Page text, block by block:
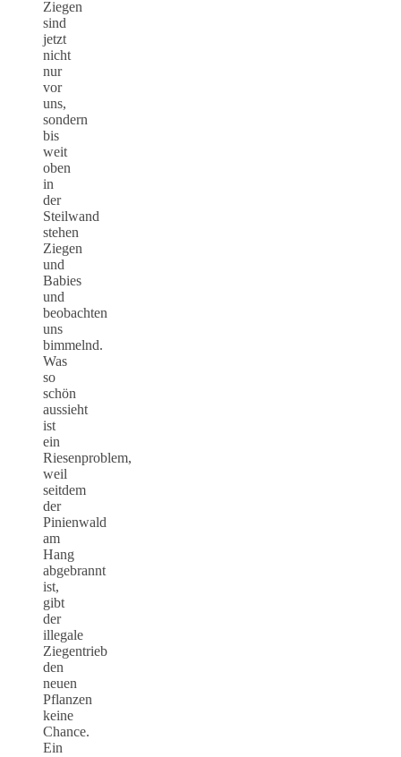
Ziegen
sind
jetzt
nicht
nur
vor
uns,
sondern
bis
weit
oben
in
der
Steilwand
stehen
Ziegen
und
Babies
und
beobachten
uns
bimmelnd.
Was
so
schön
aussieht
ist
ein
Riesenproblem,
weil
seitdem
der
Pinienwald
am
Hang
abgebrannt
ist,
gibt
der
illegale
Ziegentrieb
den
neuen
Pflanzen
keine
Chance.
Ein